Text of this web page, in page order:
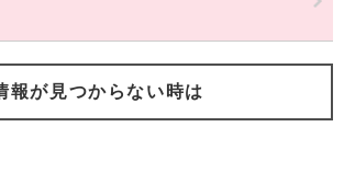
報が見つからない時は